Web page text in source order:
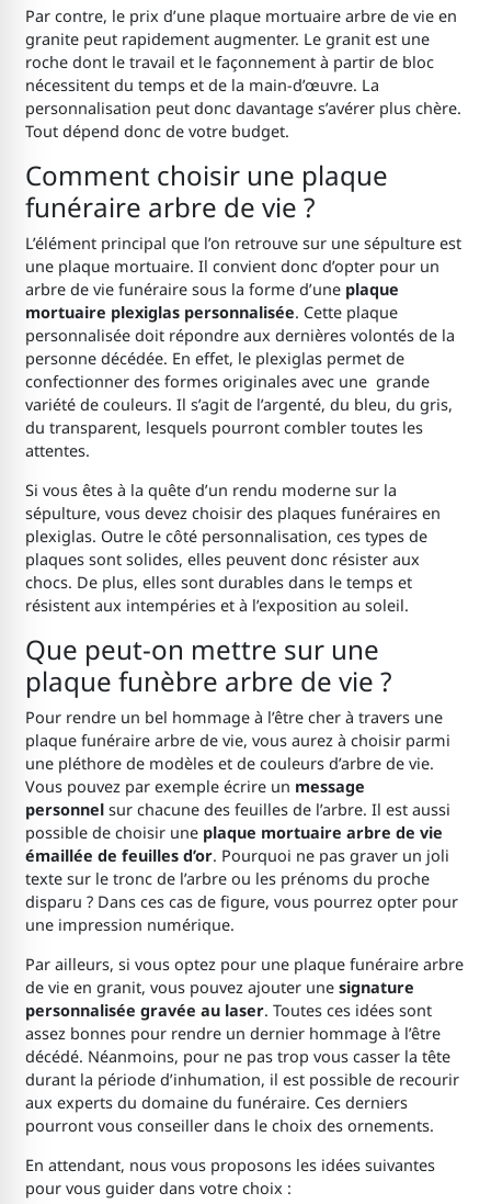
Par contre, le prix d’une plaque mortuaire arbre de vie en
granite peut rapidement augmenter. Le granit est une
roche dont le travail et le façonnement à partir de bloc
nécessitent du temps et de la main-d’œuvre. La
personnalisation peut donc davantage s’avérer plus chère.
Tout dépend donc de votre budget.
Comment choisir une plaque
funéraire arbre de vie ?
L’élément principal que l’on retrouve sur une sépulture est
une plaque mortuaire. Il convient donc d’opter pour un
arbre de vie funéraire sous la forme d’une plaque
mortuaire plexiglas personnalisée. Cette plaque
personnalisée doit répondre aux dernières volontés de la
personne décédée. En effet, le plexiglas permet de
confectionner des formes originales avec une grande
variété de couleurs. Il s’agit de l’argenté, du bleu, du gris,
du transparent, lesquels pourront combler toutes les
attentes.
Si vous êtes à la quête d’un rendu moderne sur la
sépulture, vous devez choisir des plaques funéraires en
plexiglas. Outre le côté personnalisation, ces types de
plaques sont solides, elles peuvent donc résister aux
chocs. De plus, elles sont durables dans le temps et
résistent aux intempéries et à l’exposition au soleil.
Que peut-on mettre sur une
plaque funèbre arbre de vie ?
Pour rendre un bel hommage à l’être cher à travers une
plaque funéraire arbre de vie, vous aurez à choisir parmi
une pléthore de modèles et de couleurs d’arbre de vie.
Vous pouvez par exemple écrire un message
personnelsur chacune des feuilles de l’arbre. Il est aussi
possible de choisir une plaque mortuaire arbre de vie
émaillée de feuilles d’or. Pourquoi ne pas graver un joli
texte sur le tronc de l’arbre ou les prénoms du proche
disparu ? Dans ces cas de figure, vous pourrez opter pour
une impression numérique.
Par ailleurs, si vous optez pour une plaque funéraire arbre
de vie en granit, vous pouvez ajouter une signature
personnalisée gravée au laser. Toutes ces idées sont
assez bonnes pour rendre un dernier hommage à l’être
décédé. Néanmoins, pour ne pas trop vous casser la tête
durant la période d’inhumation, il est possible de recourir
aux experts du domaine du funéraire. Ces derniers
pourront vous conseiller dans le choix des ornements.
En attendant, nous vous proposons les idées suivantes
pour vous guider dans votre choix :